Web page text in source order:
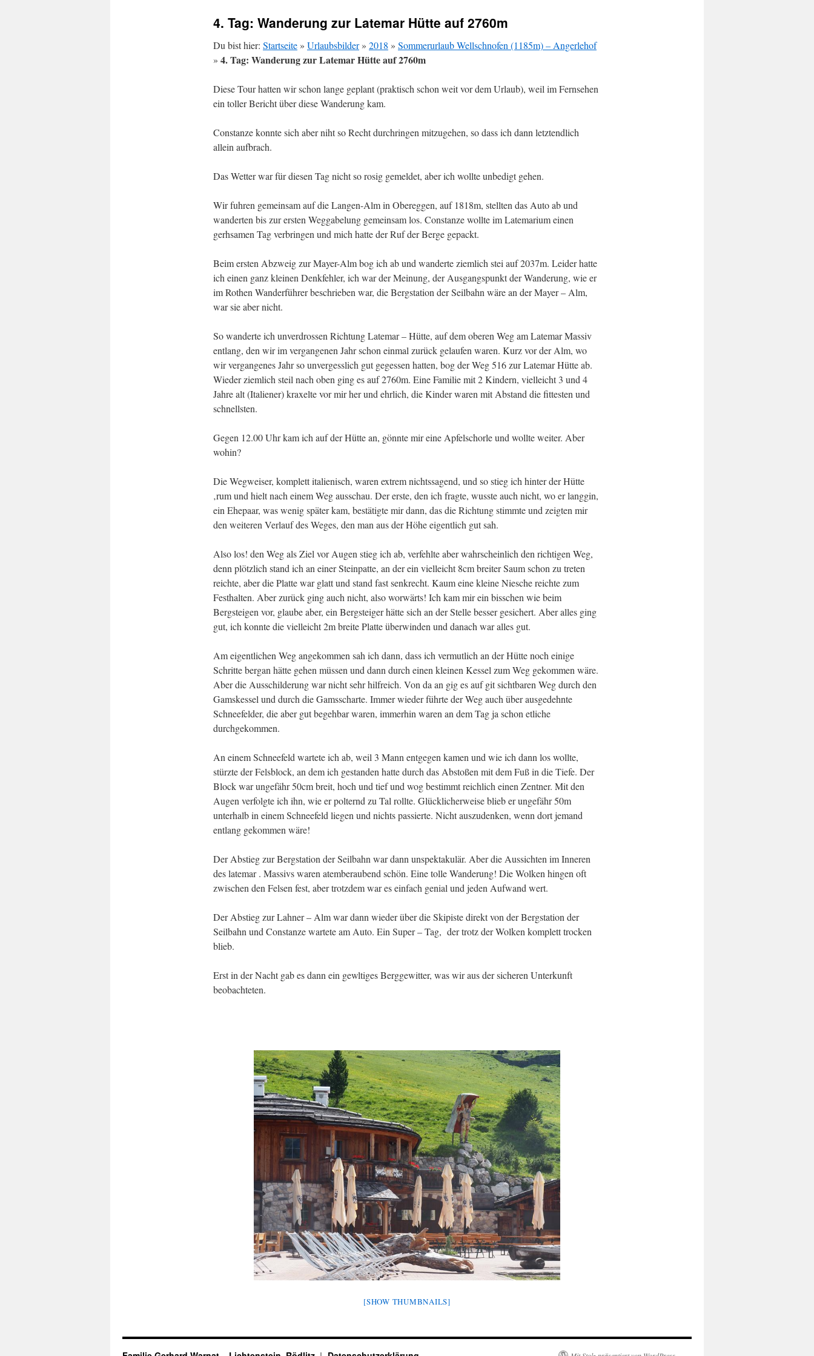
4. Tag: Wanderung zur Latemar Hütte auf 2760m
Du bist hier: Startseite » Urlaubsbilder» 2018 » Sommerurlaub Wellschnofen (1185m) – Angerlehof
» 4. Tag: Wanderung zur Latemar Hütte auf 2760m
Diese Tour hatten wir schon lange geplant (praktisch schon weit vor dem Urlaub), weil im Fernsehen
ein toller Bericht über diese Wanderung kam.
Constanze konnte sich aber niht so Recht durchringen mitzugehen, so dass ich dann letztendlich
allein aufbrach.
Das Wetter war für diesen Tag nicht so rosig gemeldet, aber ich wollte unbedigt gehen.
Wir fuhren gemeinsam auf die Langen-Alm in Obereggen, auf 1818m, stellten das Auto ab und
wanderten bis zur ersten Weggabelung gemeinsam los. Constanze wollte im Latemarium einen
gerhsamen Tag verbringen und mich hatte der Ruf der Berge gepackt.
Beim ersten Abzweig zur Mayer-Alm bog ich ab und wanderte ziemlich stei auf 2037m. Leider hatte
ich einen ganz kleinen Denkfehler, ich war der Meinung, der Ausgangspunkt der Wanderung, wie er
im Rothen Wanderführer beschrieben war, die Bergstation der Seilbahn wäre an der Mayer – Alm,
war sie aber nicht.
So wanderte ich unverdrossen Richtung Latemar – Hütte, auf dem oberen Weg am Latemar Massiv
entlang, den wir im vergangenen Jahr schon einmal zurück gelaufen waren. Kurz vor der Alm, wo
wir vergangenes Jahr so unvergesslich gut gegessen hatten, bog der Weg 516 zur Latemar Hütte ab.
Wieder ziemlich steil nach oben ging es auf 2760m. Eine Familie mit 2 Kindern, vielleicht 3 und 4
Jahre alt (Italiener) kraxelte vor mir her und ehrlich, die Kinder waren mit Abstand die fittesten und
schnellsten.
Gegen 12.00 Uhr kam ich auf der Hütte an, gönnte mir eine Apfelschorle und wollte weiter. Aber
wohin?
Die Wegweiser, komplett italienisch, waren extrem nichtssagend, und so stieg ich hinter der Hütte
‚rum und hielt nach einem Weg ausschau. Der erste, den ich fragte, wusste auch nicht, wo er langgin,
ein Ehepaar, was wenig später kam, bestätigte mir dann, das die Richtung stimmte und zeigten mir
den weiteren Verlauf des Weges, den man aus der Höhe eigentlich gut sah.
Also los! den Weg als Ziel vor Augen stieg ich ab, verfehlte aber wahrscheinlich den richtigen Weg,
denn plötzlich stand ich an einer Steinpatte, an der ein vielleicht 8cm breiter Saum schon zu treten
reichte, aber die Platte war glatt und stand fast senkrecht. Kaum eine kleine Niesche reichte zum
Festhalten. Aber zurück ging auch nicht, also worwärts! Ich kam mir ein bisschen wie beim
Bergsteigen vor, glaube aber, ein Bergsteiger hätte sich an der Stelle besser gesichert. Aber alles ging
gut, ich konnte die vielleicht 2m breite Platte überwinden und danach war alles gut.
Am eigentlichen Weg angekommen sah ich dann, dass ich vermutlich an der Hütte noch einige
Schritte bergan hätte gehen müssen und dann durch einen kleinen Kessel zum Weg gekommen wäre.
Aber die Ausschilderung war nicht sehr hilfreich. Von da an gig es auf git sichtbaren Weg durch den
Gamskessel und durch die Gamsscharte. Immer wieder führte der Weg auch über ausgedehnte
Schneefelder, die aber gut begehbar waren, immerhin waren an dem Tag ja schon etliche
durchgekommen.
An einem Schneefeld wartete ich ab, weil 3 Mann entgegen kamen und wie ich dann los wollte,
stürzte der Felsblock, an dem ich gestanden hatte durch das Abstoßen mit dem Fuß in die Tiefe. Der
Block war ungefähr 50cm breit, hoch und tief und wog bestimmt reichlich einen Zentner. Mit den
Augen verfolgte ich ihn, wie er polternd zu Tal rollte. Glücklicherweise blieb er ungefähr 50m
unterhalb in einem Schneefeld liegen und nichts passierte. Nicht auszudenken, wenn dort jemand
entlang gekommen wäre!
Der Abstieg zur Bergstation der Seilbahn war dann unspektakulär. Aber die Aussichten im Inneren
des latemar . Massivs waren atemberaubend schön. Eine tolle Wanderung! Die Wolken hingen oft
zwischen den Felsen fest, aber trotzdem war es einfach genial und jeden Aufwand wert.
Der Abstieg zur Lahner – Alm war dann wieder über die Skipiste direkt von der Bergstation der
Seilbahn und Constanze wartete am Auto. Ein Super – Tag, der trotz der Wolken komplett trocken
blieb.
Erst in der Nacht gab es dann ein gewltiges Berggewitter, was wir aus der sicheren Unterkunft
beobachteten.
[SHOW THUMBNAILS]